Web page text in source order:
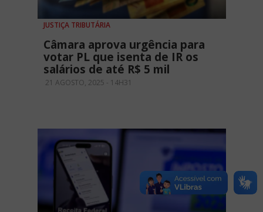
JUSTIÇA TRIBUTÁRIA
Câmara aprova urgência para
votar PL que isenta de IR os
salários de até R$ 5 mil
21 AGOSTO, 2025 - 14H31